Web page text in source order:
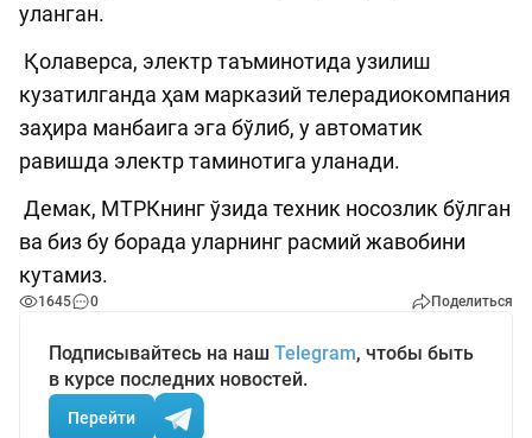
уланган.
Қолаверса, электр таъминотида узилиш
кузатилганда ҳам марказий телерадиокомпания
заҳира манбаига эга бўлиб, у автоматик
равишда электр таминотига уланади.
Демак, МТРКнинг ўзида техник носозлик бўлган
ва биз бу борада уларнинг расмий жавобини
кутамиз.
1645 0 Поделиться
Подписывайтесь на наш Telegram, чтобы быть
в курсе последних новостей.
Перейти